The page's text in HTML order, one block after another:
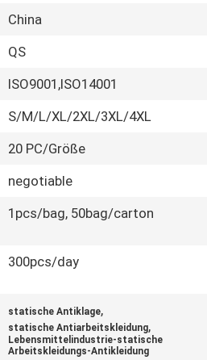
China
QS
ISO9001,ISO14001
S/M/L/XL/2XL/3XL/4XL
20 PC/Größe
negotiable
1pcs/bag, 50bag/carton
300pcs/day
statische Antiklage,
statische Antiarbeitskleidung,
Lebensmittelindustrie-statische
Arbeitskleidungs-Antikleidung